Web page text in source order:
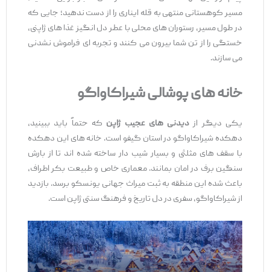
مسیر کوهستانی منتهی به قله ایناری را از دست ندهید؛ جایی که
در طول مسیر، رستوران ‌های محلی با عطر دل‌ انگیز غذا های ژاپنی،
خستگی را از تن شما بیرون می ‌کنند و تجربه ‌ای فراموش ‌نشدنی
می‌ سازند.
خانه‌ های پوشالی شیراکاواگو
یکی دیگر ازدیدنی ‌های عجیب ژاپنکه حتماً باید ببینید،
دهکده شیراکاواگو در استان گیفو است. خانه‌ های این دهکده
با سقف ‌های مثلثی و بسیار شیب ‌دار ساخته شده‌ اند تا از بارش
سنگین برف در امان بمانند. معماری خاص و طبیعت بکر اطراف،
باعث شده این منطقه به ثبت میراث جهانی یونسکو برسد. بازدید
از شیراکاواگو، سفری در دل تاریخ و فرهنگ سنتی ژاپن است.